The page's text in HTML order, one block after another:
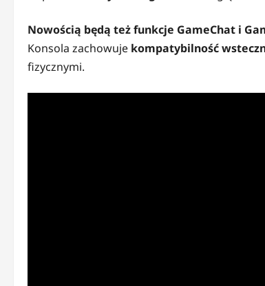
Nowością będą też funkcje GameChat i
Konsola zachowuje kompatybilność
fizycznymi.